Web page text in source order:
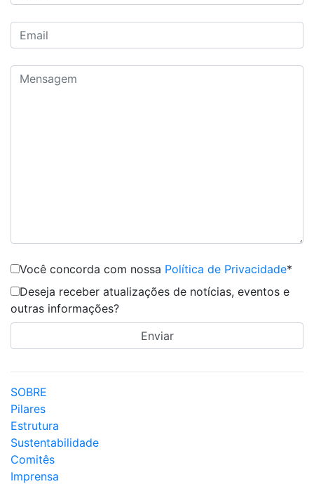
Você concorda com nossa Política de Privacidade*
Deseja receber atualizações de notícias, eventos e
outras informações?
SOBRE
Pilares
Estrutura
Sustentabilidade
Comitês
Imprensa